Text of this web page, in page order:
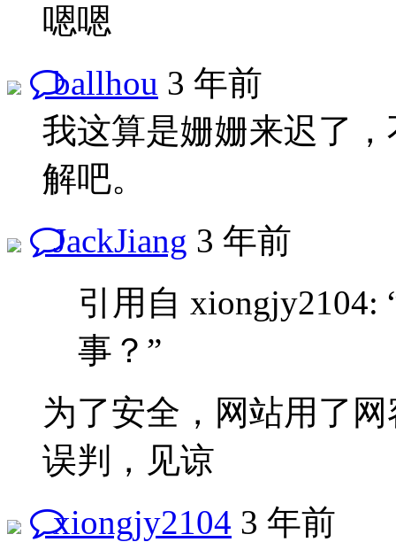
嗯嗯
ballhou 3 年前
我这算是姗姗来迟了
解吧。
JackJiang 3 年前
引用自 xiongjy2104:
事？”
为了安全，网站用了
误判，见谅
xiongjy2104 3 年前